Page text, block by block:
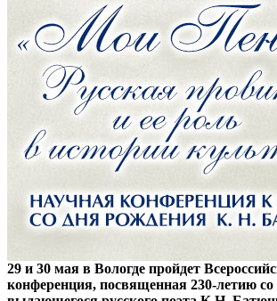
29 и 30 мая в Вологде пройдет
конференция, посвященная 230-летию